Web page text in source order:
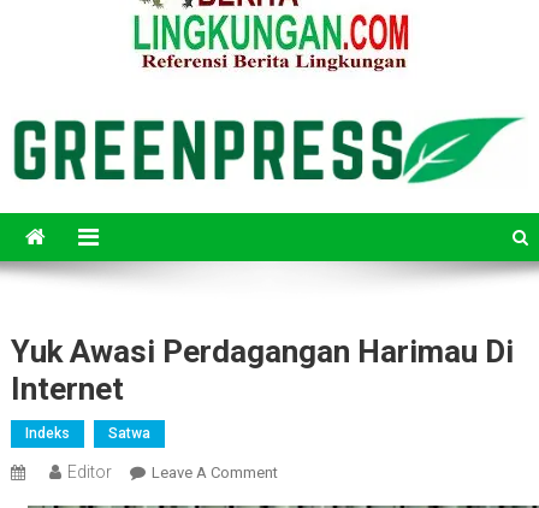
Yuk Awasi Perdagangan Harimau Di
Internet
Indeks Satwa
Editor Leave A CommentOn